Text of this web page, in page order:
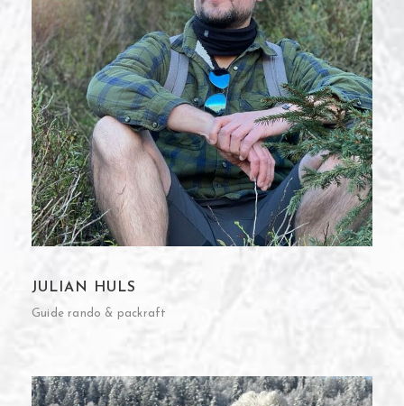
JULIAN HULS
Guide rando & packraft